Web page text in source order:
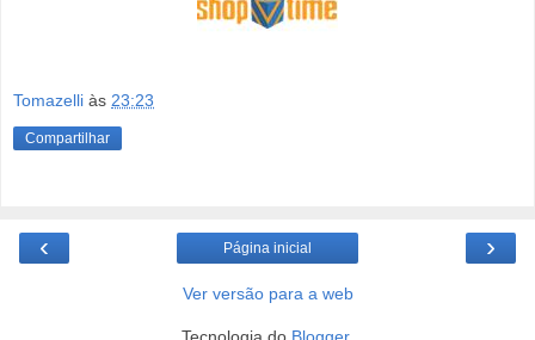
Tomazelli às 23:23
Compartilhar
‹ ›
Página inicial
Ver versão para a web